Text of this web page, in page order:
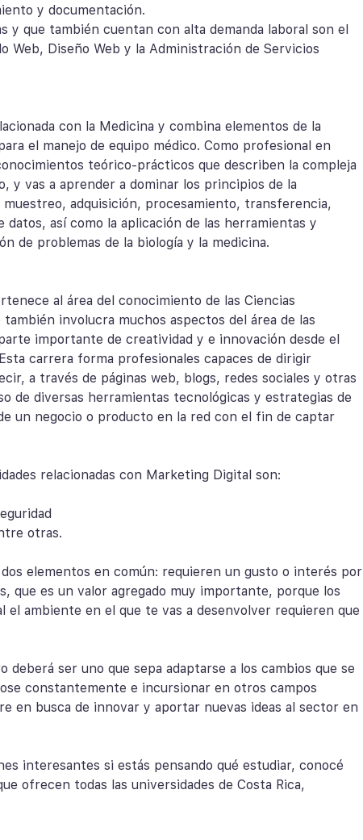
y documentación.
y que también cuentan con alta demanda laboral son el
Web, Diseño Web y la Administración de Servicios
con la Medicina y combina elementos de la
el manejo de equipo médico. Como profesional en
teórico-prácticos que describen la compleja
y vas a aprender a dominar los principios de la
adquisición, procesamiento, transferencia,
así como la aplicación de las herramientas y
de problemas de la biología y la medicina.
al área del conocimiento de las Ciencias
involucra muchos aspectos del área de las
importante de creatividad y e innovación desde el
carrera forma profesionales capaces de dirigir
a través de páginas web, blogs, redes sociales y otras
de diversas herramientas tecnológicas y estrategias de
un negocio o producto en la red con el fin de captar
relacionadas con Marketing Digital son:
otras.
elementos en común: requieren un gusto o interés por
que es un valor agregado muy importante, porque los
ambiente en el que te vas a desenvolver requieren que
ser uno que sepa adaptarse a los cambios que se
constantemente e incursionar en otros campos
en busca de innovar y aportar nuevas ideas al sector en
interesantes si estás pensando qué estudiar, conocé
ofrecen todas las universidades de Costa Rica,